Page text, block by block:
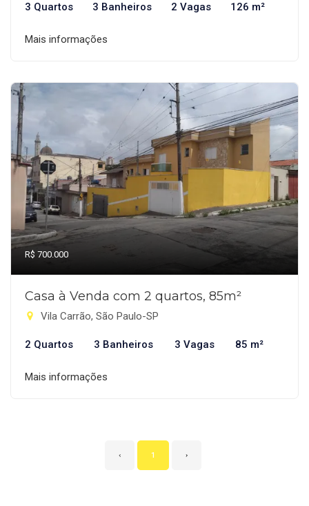
3 Quartos 3 Banheiros 2 Vagas 126 m²
Mais informações
R$ 700.000
Casa à Venda com 2 quartos, 85m²
Vila Carrão, São Paulo-SP
2 Quartos 3 Banheiros 3 Vagas 85 m²
Mais informações
‹ 1 ›